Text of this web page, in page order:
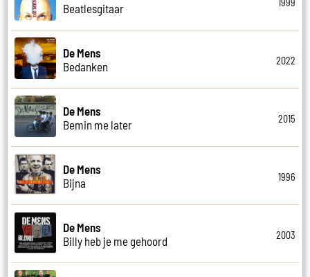
Beatlesgitaar
De Mens
Bedanken
2022
De Mens
Bemin me later
2015
De Mens
Bijna
1996
De Mens
Billy heb je me gehoord
2003